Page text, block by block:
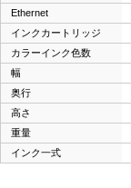
Ethernet
インクカートリッジ
カラーインク色数
幅
奥行
高さ
重量
インク一式